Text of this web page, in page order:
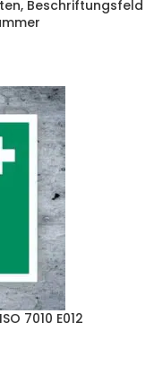
Beschriftungsfeld
7010 E012